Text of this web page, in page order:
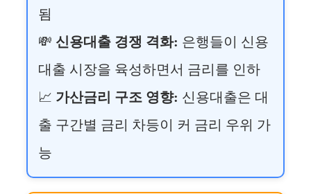
됨
💸 신용대출 경쟁 격화: 은행들이 신용
대출 시장을 육성하면서 금리를 인하
📈 가산금리 구조 영향: 신용대출은 대
출 구간별 금리 차등이 커 금리 우위 가
능